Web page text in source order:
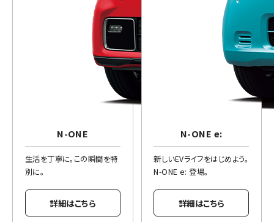
N-ONE
生活を丁寧に。この瞬間を特
別に。
詳細はこちら
N-ONE e:
新しいEVライフをはじめよう。
N-ONE e: 登場。
詳細はこちら